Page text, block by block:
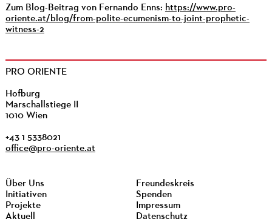
Zum Blog-Beitrag von Fernando Enns: https://www.pro-
oriente.at/blog/from-polite-ecumenism-to-joint-prophetic-
witness-2
PRO ORIENTE
Hofburg
Marschallstiege II
1010 Wien
+43 1 5338021
office@pro-oriente.at
Über Uns
Initiativen
Projekte
Aktuell
Freundeskreis
Spenden
Impressum
Datenschutz